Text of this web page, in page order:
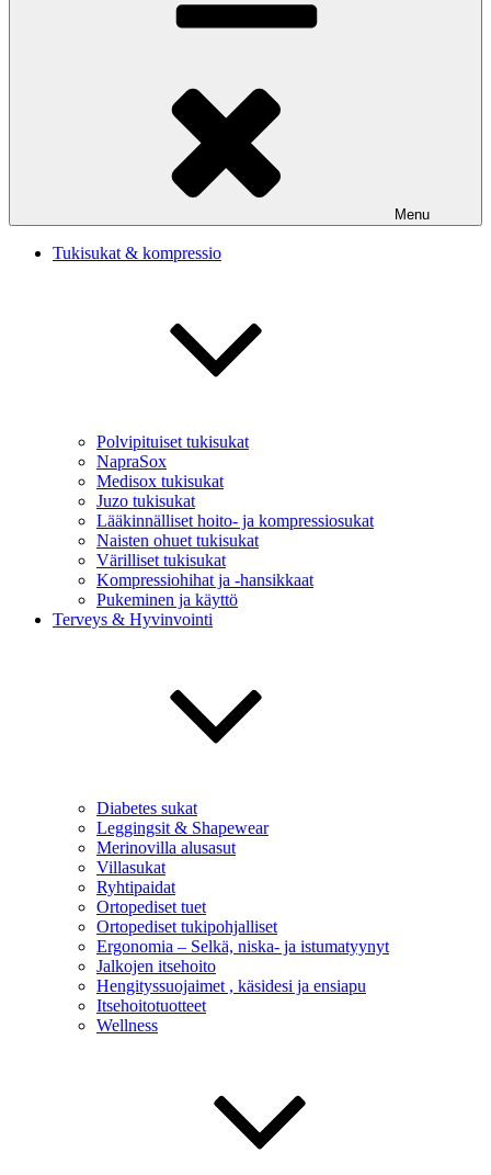
Menu
Tukisukat & kompressio
Polvipituiset tukisukat
NapraSox
Medisox tukisukat
Juzo tukisukat
Lääkinnälliset hoito- ja kompressiosukat
Naisten ohuet tukisukat
Värilliset tukisukat
Kompressiohihat ja -hansikkaat
Pukeminen ja käyttö
Terveys & Hyvinvointi
Diabetes sukat
Leggingsit & Shapewear
Merinovilla alusasut
Villasukat
Ryhtipaidat
Ortopediset tuet
Ortopediset tukipohjalliset
Ergonomia – Selkä, niska- ja istumatyynyt
Jalkojen itsehoito
Hengityssuojaimet , käsidesi ja ensiapu
Itsehoitotuotteet
Wellness